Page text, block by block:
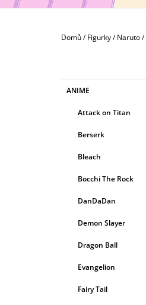
Domů/ Figurky/ Naruto/
kategorie
K
AANIME
Attack on Titan
Berserk
Bleach
Bocchi The Rock
DanDaDan
Demon Slayer
Dragon Ball
Evangelion
Fairy Tail